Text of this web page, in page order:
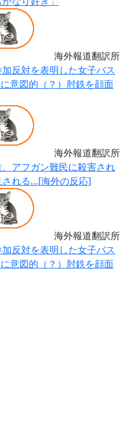
海外報道翻訳所
反対を表明した女子バス
意図的（？）肘鉄を顔面
海外報道翻訳所
アフガン難民に殺害され
れる…[海外の反応]
海外報道翻訳所
反対を表明した女子バス
意図的（？）肘鉄を顔面